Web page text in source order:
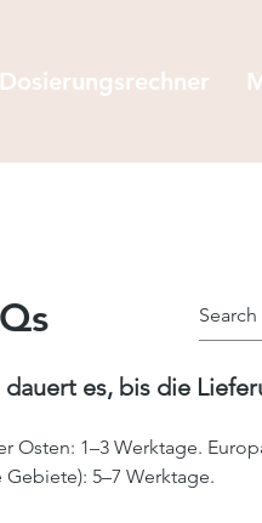
Dosierungsrechner
es, bis die
Osten: 1–3 Werktage.
5–7 Werktage.